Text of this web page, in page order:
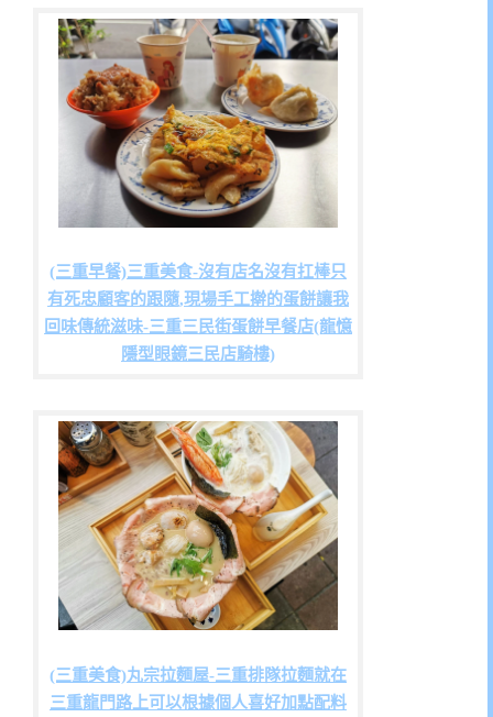
(三重早餐)三重美食-沒有店名沒有扛棒只
有死忠顧客的跟隨,現場手工擀的蛋餅讓我
回味傳統滋味-三重三民街蛋餅早餐店(龍憶
隱型眼鏡三民店騎樓)
(三重美食)丸宗拉麵屋-三重排隊拉麵就在
三重龍門路上可以根據個人喜好加點配料